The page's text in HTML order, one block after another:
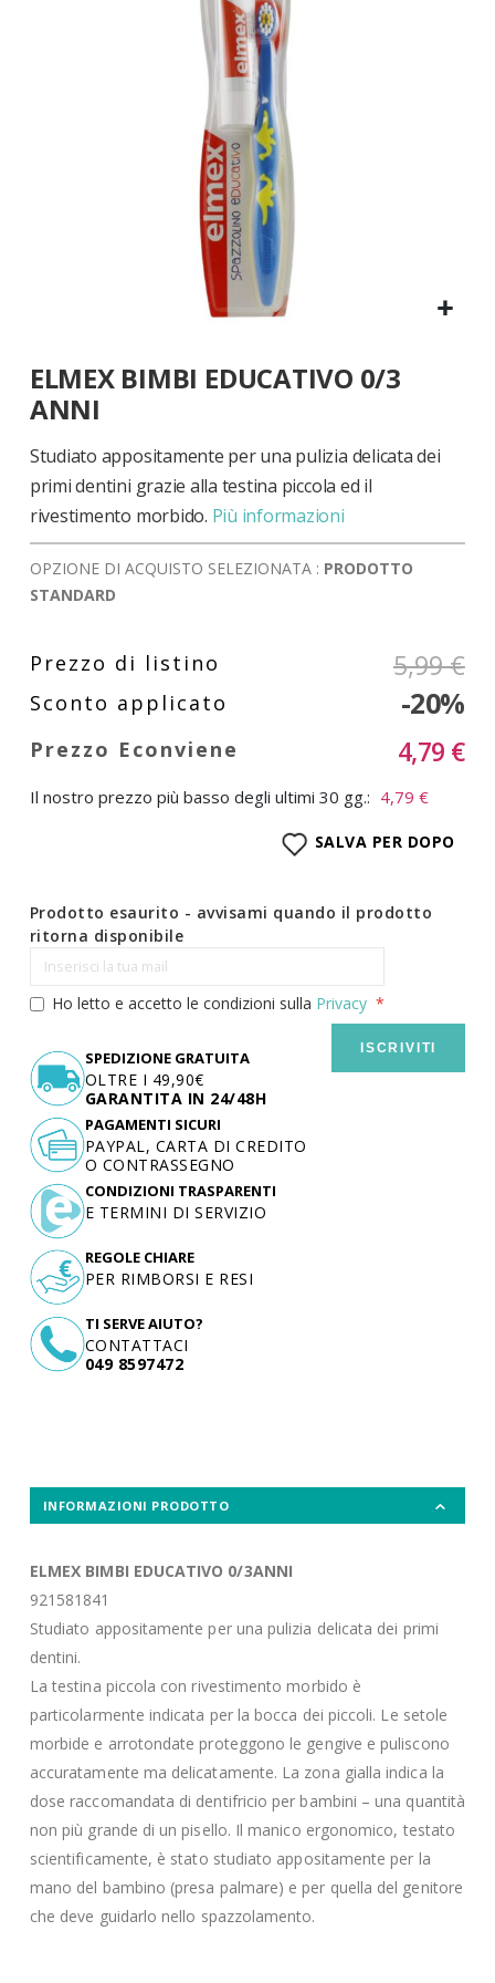
all'inizio
della
galleria
di
immagini
ELMEX BIMBI EDUCATIVO 0/3
ANNI
Studiato appositamente per una pulizia delicata dei
primi dentini grazie alla testina piccola ed il
rivestimento morbido. Più informazioni
OPZIONE DI ACQUISTO SELEZIONATA : PRODOTTO
STANDARD
5,99 €
-20%
4,79 €
Il nostro prezzo più basso degli ultimi 30 gg.: 4,79 €
SALVA PER DOPO
Prodotto esaurito - avvisami quando il prodotto
ritorna disponibile
Ho letto e accetto le condizioni sulla Privacy
ISCRIVITI
SPEDIZIONE GRATUITA
OLTRE I 49,90€
GARANTITA IN 24/48H
TI SERVE AIUTO?
CONTATTACI
049 8597472
PAGAMENTI SICURI
PAYPAL, CARTA DI CREDITO
O CONTRASSEGNO
CONDIZIONI TRASPARENTI
E TERMINI DI SERVIZIO
REGOLE CHIARE
PER RIMBORSI E RESI
INFORMAZIONI PRODOTTO
ELMEX BIMBI EDUCATIVO 0/3ANNI
921581841
Studiato appositamente per una pulizia delicata dei primi
dentini.
La testina piccola con rivestimento morbido è
particolarmente indicata per la bocca dei piccoli. Le setole
morbide e arrotondate proteggono le gengive e puliscono
accuratamente ma delicatamente. La zona gialla indica la
dose raccomandata di dentifricio per bambini – una quantità
non più grande di un pisello. Il manico ergonomico, testato
scientificamente, è stato studiato appositamente per la
mano del bambino (presa palmare) e per quella del genitore
che deve guidarlo nello spazzolamento.